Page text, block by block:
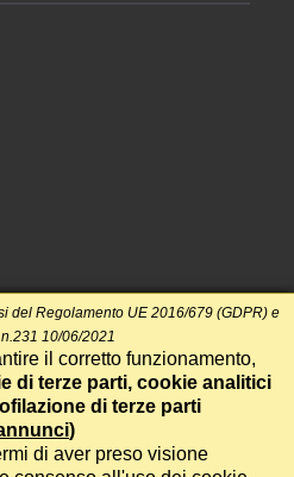
del Regolamento UE 2016/679 (GDPR) e
10/06/2021
il corretto funzionamento,
di terze parti, cookie analitici
di terze parti
)
di aver preso visione